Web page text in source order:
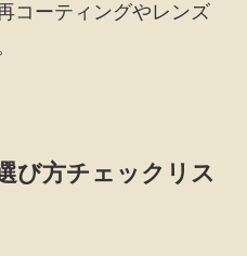
コーティングやレンズ
び方チェックリス